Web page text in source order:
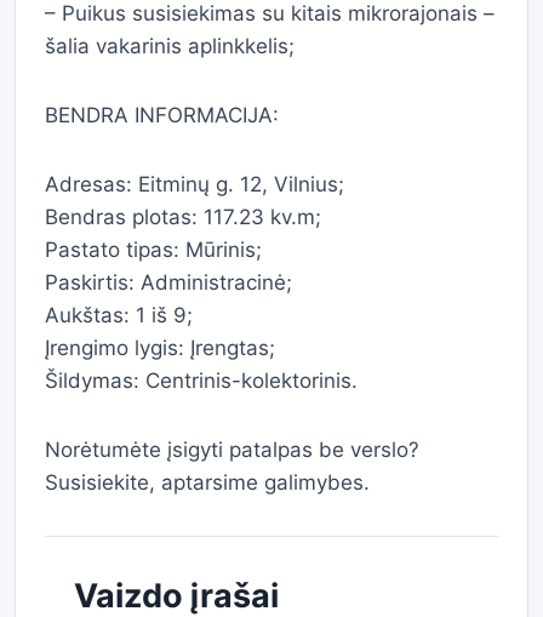
– Puikus susisiekimas su kitais mikrorajonais –
šalia vakarinis aplinkkelis;
BENDRA INFORMACIJA:
Adresas: Eitminų g. 12, Vilnius;
Bendras plotas: 117.23 kv.m;
Pastato tipas: Mūrinis;
Paskirtis: Administracinė;
Aukštas: 1 iš 9;
Įrengimo lygis: Įrengtas;
Šildymas: Centrinis-kolektorinis.
Norėtumėte įsigyti patalpas be verslo?
Susisiekite, aptarsime galimybes.
Vaizdo įrašai